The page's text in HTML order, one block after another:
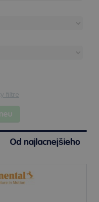
filtre
Od najlacnejšieho